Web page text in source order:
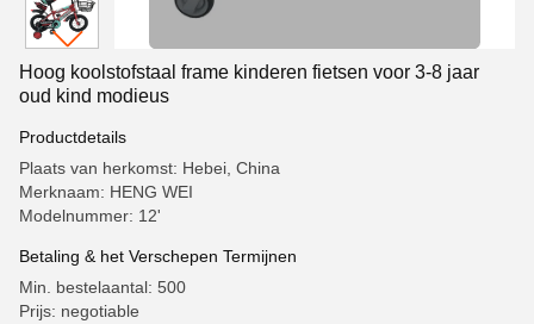
Hoog koolstofstaal frame kinderen fietsen voor 3-8 jaar
oud kind modieus
Productdetails
Plaats van herkomst: Hebei, China
Merknaam: HENG WEI
Modelnummer: 12'
Betaling & het Verschepen Termijnen
Min. bestelaantal: 500
Prijs: negotiable